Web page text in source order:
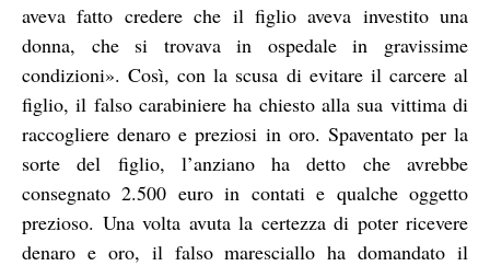
aveva fatto credere che il figlio aveva investito una
donna, che si trovava in ospedale in gravissime
condizioni». Così, con la scusa di evitare il carcere al
figlio, il falso carabiniere ha chiesto alla sua vittima di
raccogliere denaro e preziosi in oro. Spaventato per la
sorte del figlio, l’anziano ha detto che avrebbe
consegnato 2.500 euro in contati e qualche oggetto
prezioso. Una volta avuta la certezza di poter ricevere
denaro e oro, il falso maresciallo ha domandato il